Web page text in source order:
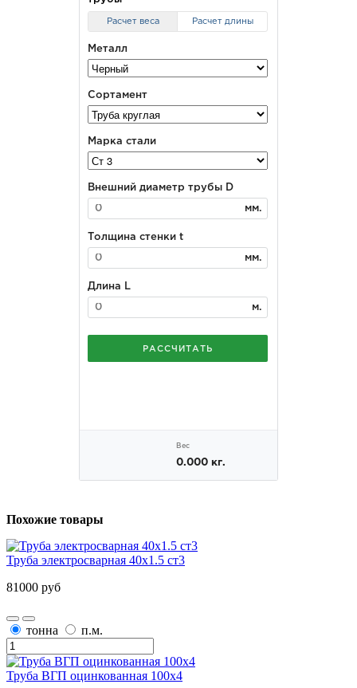
Похожие товары
Труба электросварная 40х1.5 ст3
81000 руб
тонна п.м.
Труба ВГП оцинкованная 100х4